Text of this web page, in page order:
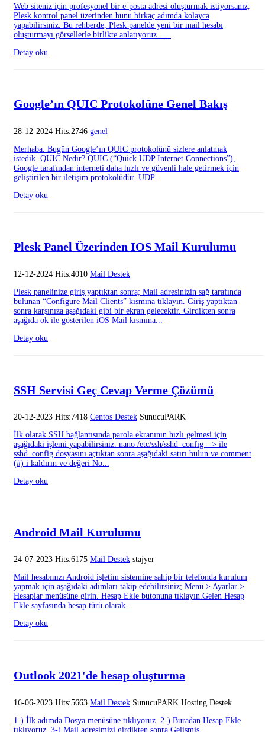
Web siteniz için profesyonel bir e-posta adresi oluşturmak istiyorsanız,
Plesk kontrol panel üzerinden bunu birkaç adımda kolayca
yapabilirsiniz. Bu rehberde, Plesk panelde yeni bir mail hesabı
oluşturmayı görsellerle birlikte anlatıyoruz. ...
Detay oku
Google’ın QUIC Protokolüne Genel Bakış
28-12-2024 Hits:2746 genel
Merhaba. Bugün Google’ın QUIC protokolünü sizlere anlatmak
istedik. QUIC Nedir? QUIC (“Quick UDP Internet Connections”),
Google tarafından interneti daha hızlı ve güvenli hale getirmek için
geliştirilen bir iletişim protokolüdür. UDP...
Detay oku
Plesk Panel Üzerinden IOS Mail Kurulumu
12-12-2024 Hits:4010 Mail Destek
Plesk panelinize giriş yaptıktan sonra; Mail adresinizin sağ tarafında
bulunan “Configure Mail Clients” kısmına tıklayın. Giriş yaptıktan
sonra karşınıza aşağıdaki gibi bir ekran gelecektir. Girdikten sonra
aşağıda ok ile gösterilen iOS Mail kısmına...
Detay oku
SSH Servisi Geç Cevap Verme Çözümü
20-12-2023 Hits:7418 Centos Destek SunucuPARK
İlk olarak SSH bağlantısında parola ekranının hızlı gelmesi için
aşağıdaki işlemi yapabilirsiniz. nano /etc/ssh/sshd_config --> ile
sshd_config dosyasını açtıktan sonra aşağıdaki satırı bulun ve comment
(#) i kaldırın ve değeri No...
Detay oku
Android Mail Kurulumu
24-07-2023 Hits:6175 Mail Destek stajyer
Mail hesabınızı Android işletim sistemine sahip bir telefonda kurulum
yapmak için aşağıdaki adımları takip edebilirsiniz; Menü > Ayarlar >
Hesaplar menüsüne girin. Hesap Ekle butonuna tıklayın.Gelen Hesap
Ekle sayfasında hesap türü olarak...
Detay oku
Outlook 2021'de hesap oluşturma
16-06-2023 Hits:5663 Mail Destek SunucuPARK Hosting Destek
1-) İlk adımda Dosya menüsüne tıklıyoruz. 2-) Buradan Hesap Ekle
tıklıyoruz. 3-) Mail adresimizi girdikten sonra Gelişmiş